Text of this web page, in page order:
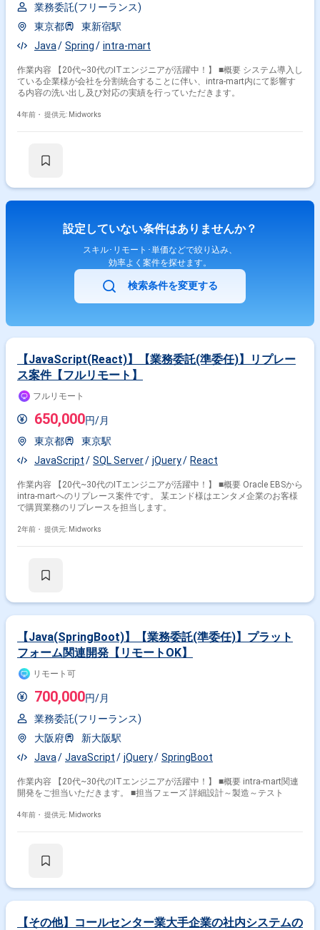
業務委託(フリーランス)
東京都
東新宿駅
Java
Spring intra-mart
作業内容 【20代~30代のITエンジニアが活躍中！】 ■概要 システム導入し
ている企業様が会社を分割統合することに伴い、intra-mart内にて影響す
る内容の洗い出し及び対応の実績を行っていただきます。
4年前・ 提供元: Midworks
設定していない条件はありませんか？
スキル･リモート･単価などで絞り込み、
効率よく案件を探せます。
検索条件を変更する
【JavaScript(React)】【業務委託(準委任)】リプレー
ス案件【フルリモート】
フルリモート
650,000円/月
東京都
東京駅
JavaScript
SQL Server jQuery React
作業内容 【20代~30代のITエンジニアが活躍中！】 ■概要 Oracle EBSから
intra-martへのリプレース案件です。 某エンド様はエンタメ企業のお客様
で購買業務のリプレースを担当します。
2年前・ 提供元: Midworks
【Java(SpringBoot)】【業務委託(準委任)】プラット
フォーム関連開発【リモートOK】
リモート可
700,000円/月
業務委託(フリーランス)
大阪府
新大阪駅
Java
JavaScript jQuery SpringBoot
作業内容 【20代~30代のITエンジニアが活躍中！】 ■概要 intra-mart関連
開発をご担当いただきます。 ■担当フェーズ 詳細設計～製造～テスト
4年前・ 提供元: Midworks
【その他】コールセンター業大手企業の社内システムの